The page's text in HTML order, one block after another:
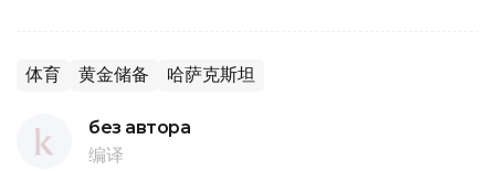
体育 黄金储备 哈萨克斯坦
без автора
编译